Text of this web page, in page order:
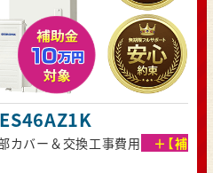
カバー＆交換工事費用 ＋【補